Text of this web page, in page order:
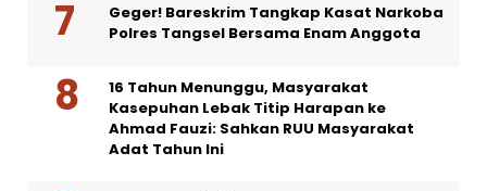
Geger! Bareskrim Tangkap Kasat Narkoba
Polres Tangsel Bersama Enam Anggota
16 Tahun Menunggu, Masyarakat
Kasepuhan Lebak Titip Harapan ke
Ahmad Fauzi: Sahkan RUU Masyarakat
Adat Tahun Ini